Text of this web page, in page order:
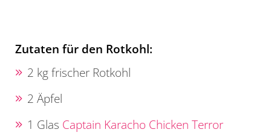
Zutaten für den Rotkohl:
2 kg frischer Rotkohl
2 Äpfel
1 Glas Captain Karacho Chicken Terror